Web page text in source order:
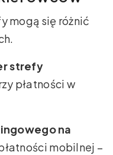
mogą się różnić
strefy
płatności w
na
mobilnej –